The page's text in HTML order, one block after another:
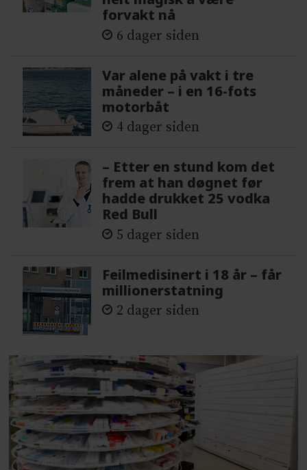
forvakt nå
6 dager siden
Var alene på vakt i tre
måneder – i en 16-fots
motorbåt
4 dager siden
– Etter en stund kom det
frem at han døgnet før
hadde drukket 25 vodka
Red Bull
5 dager siden
Feilmedisinert i 18 år – får
millionerstatning
2 dager siden